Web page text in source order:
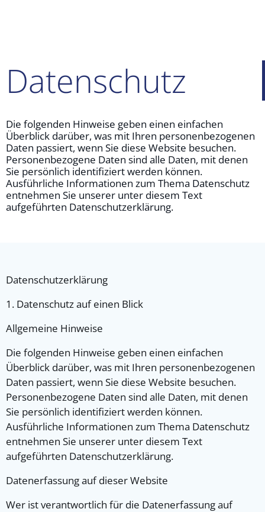
Datenschut z
Die folgenden Hinweise geben einen einfachen
Überblick darüber, was mit Ihren personenbezogenen
Daten passiert, wenn Sie diese Website besuchen.
Personenbezogene Daten sind alle Daten, mit denen
Sie persönlich identifiziert werden können.
Ausführliche Informationen zum Thema Datenschutz
entnehmen Sie unserer unter diesem Text
aufgeführten Datenschutzerklärung.
Datenschutz­erklärung
1. Datenschutz auf einen Blick
Allgemeine Hinweise
Die folgenden Hinweise geben einen einfachen
Überblick darüber, was mit Ihren personenbezogenen
Daten passiert, wenn Sie diese Website besuchen.
Personenbezogene Daten sind alle Daten, mit denen
Sie persönlich identifiziert werden können.
Ausführliche Informationen zum Thema Datenschutz
entnehmen Sie unserer unter diesem Text
aufgeführten Datenschutzerklärung.
Datenerfassung auf dieser Website
Wer ist verantwortlich für die Datenerfassung auf